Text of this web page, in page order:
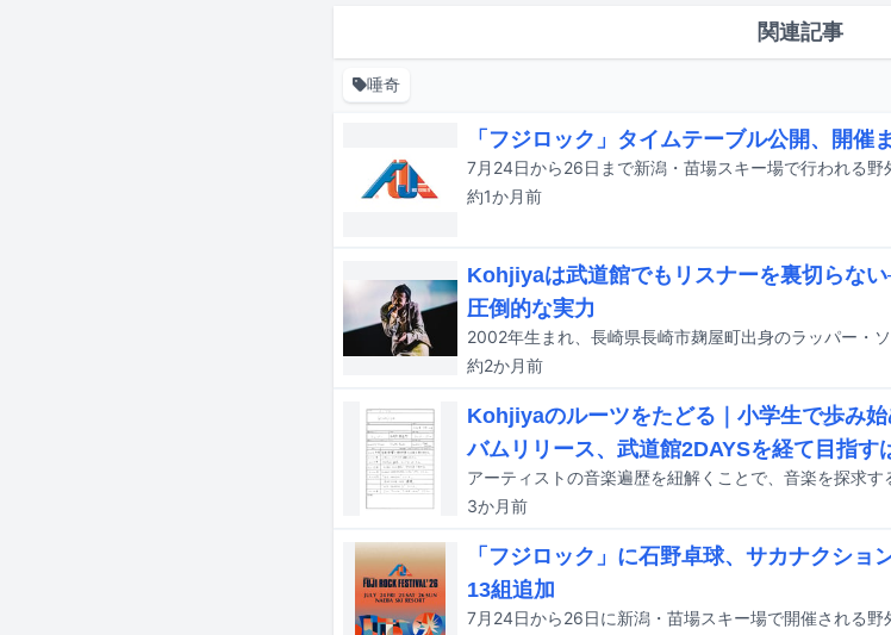
関連記事
唾奇
「フジロック」タイムテーブル公開、開催
約1か月前
Kohjiyaは武道館でもリスナーを裏切らな
圧倒的な実力
約2か月前
Kohjiyaのルーツをたどる｜小学生で歩み
バムリリース、武道館2DAYSを経て目指す
3か月前
「フジロック」に石野卓球、サカナクシ
13組追加